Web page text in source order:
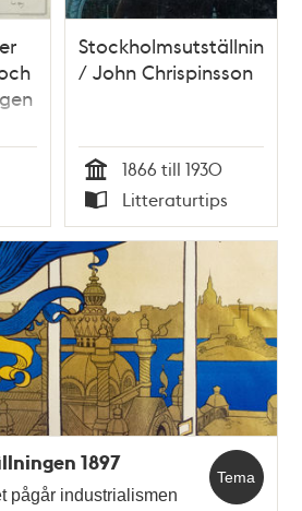
Stockholmsutställningar
/ John Chrispinsson
Tid
1866 till 1930
Typ
Litteraturtips
Tema
1897
pågår industrialismen